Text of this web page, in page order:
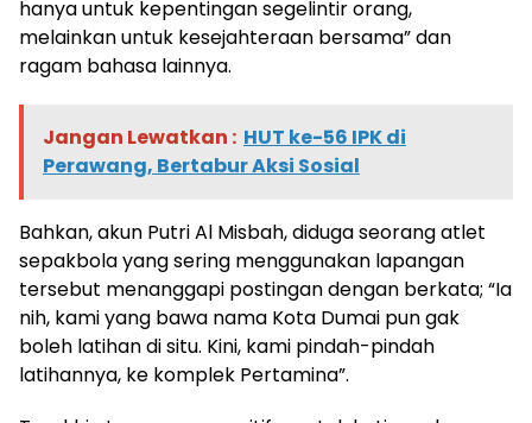
hanya untuk kepentingan segelintir orang,
melainkan untuk kesejahteraan bersama” dan
ragam bahasa lainnya.
Jangan Lewatkan : HUT ke-56 IPK di
Perawang, Bertabur Aksi Sosial
Bahkan, akun Putri Al Misbah, diduga seorang atlet
sepakbola yang sering menggunakan lapangan
tersebut menanggapi postingan dengan berkata; “Ia
nih, kami yang bawa nama Kota Dumai pun gak
boleh latihan di situ. Kini, kami pindah-pindah
latihannya, ke komplek Pertamina”.